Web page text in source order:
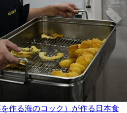
作る海のコック）が作る日本食